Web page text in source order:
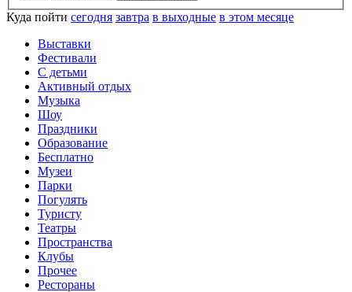
Куда пойти сегодня завтра в выходные в этом месяце
Выставки
Фестивали
С детьми
Активный отдых
Музыка
Шоу
Праздники
Образование
Бесплатно
Музеи
Парки
Погулять
Туристу
Театры
Пространства
Клубы
Прочее
Рестораны